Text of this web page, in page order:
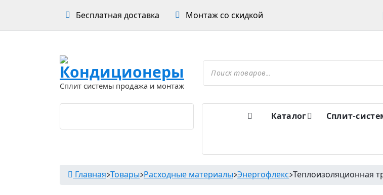
содержимому
Бесплатная доставка Монтаж со скидкой
Сплит системы продажа и монтаж
Поиск
товаров
Каталог
Сплит-
Главная>Товары>Расходные материалы>Энергофлекс>Теплоизоляционная